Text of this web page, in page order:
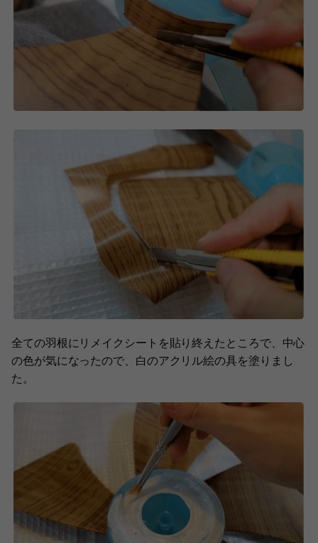
全ての羽根にリメイクシートを貼り終えたところで、中心
の色が気になったので、白のアクリル絵の具を塗りまし
た。